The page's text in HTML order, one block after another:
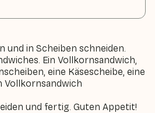
und in Scheiben schneiden.
Ein Vollkornsandwich,
eine Käsescheibe, eine
Vollkornsandwich
und fertig. Guten Appetit!